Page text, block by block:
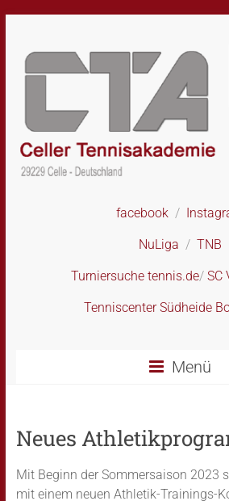
content
Tennisakademie
facebook /
NuLiga /TNB
Turniersuche tennis.de/ SC
Tenniscenter Südheide
Menü
Neues
Mit Beginn der Sommersaison 2023
mit einem neuen Athletik-Trainings-